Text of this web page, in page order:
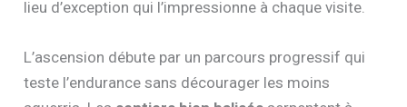
lieu d’exception qui l’impressionne à chaque visite.
L’ascension débute par un parcours progressif qui
teste l’endurance sans décourager les moins